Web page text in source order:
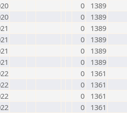
0
1389
0
1389
0
1389
0
1389
0
1389
0
1389
0
1361
0
1361
0
1361
0
1361